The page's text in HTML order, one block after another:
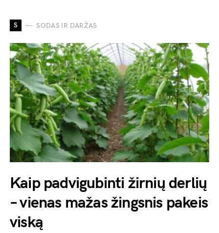
S SODAS IR DARŽAS
Kaip padvigubinti žirnių derlių
– vienas mažas žingsnis pakeis
viską